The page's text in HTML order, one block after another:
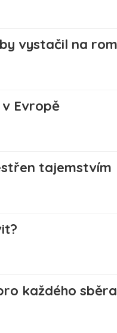
vystačil na
Evropě
tajemstvím
každého